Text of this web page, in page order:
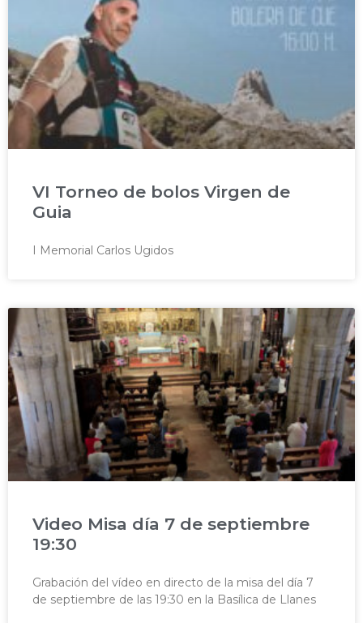
VI Torneo de bolos Virgen de
Guia
I Memorial Carlos Ugidos
Video Misa día 7 de septiembre
19:30
Grabación del vídeo en directo de la misa del día 7
de septiembre de las 19:30 en la Basílica de Llanes